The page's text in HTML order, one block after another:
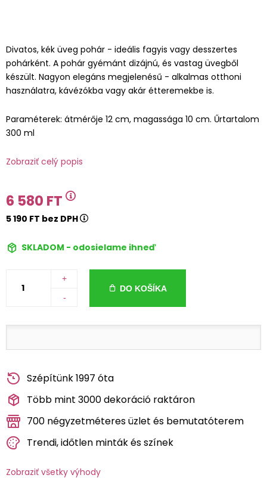
Divatos, kék üveg pohár - ideális fagyis vagy desszertes
pohárként. A pohár gyémánt dizájnú, és vastag üvegből
készült. Nagyon elegáns megjelenésű - alkalmas otthoni
használatra, kávézókba vagy akár étteremekbe is.
Paraméterek: átmérője 12 cm, magassága 10 cm. Űrtartalom
300 ml
Zobraziť celý popis
6 580 FT
5 190 FT bez DPH
SKLADOM - odosielame ihneď
+
-
DO KOŠÍKA
Szépítünk 1997 óta
Több mint 3000 dekoráció raktáron
700 négyzetméteres üzlet és bemutatóterem
Trendi, időtlen minták és színek
Zobraziť všetky výhody